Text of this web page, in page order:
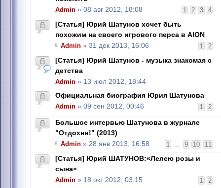
1 2 3 4
Admin » 08 авг 2012, 18:08
[Статья] Юрий Шатунов хочет быть
похожим на своего игрового перса в AION
1 2
Admin » 31 дек 2013, 16:06
[Статья] Юрий Шатунов - музыка знакомая с
детства
Admin » 13 июл 2012, 18:44
Официальная биография Юрия Шатунова
1 2
Admin » 09 сен 2012, 00:46
Большое интервью Шатунова в журнале
"Отдохни!" (2013)
1 ... 9 10 11
Admin » 28 янв 2013, 16:58
[Статья] Юрий ШАТУНОВ:«Лелею розы и
сына»
1 2
Admin » 18 окт 2012, 03:15